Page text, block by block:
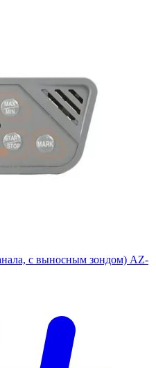
с выносным зондом) AZ-